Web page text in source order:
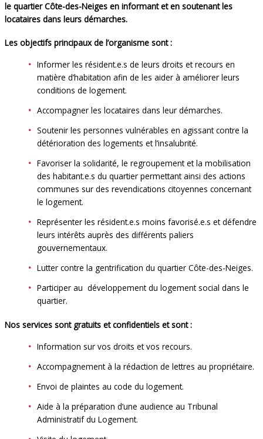
le quartier Côte-des-Neiges en informant et en soutenant les
locataires dans leurs démarches.
Les objectifs principaux de l’organisme sont :
Informer les résident.e.s de leurs droits et recours en
matière d’habitation afin de les aider à améliorer leurs
conditions de logement.
Accompagner les locataires dans leur démarches.
Soutenir les personnes vulnérables en agissant contre la
détérioration des logements et l’insalubrité.
Favoriser la solidarité, le regroupement et la mobilisation
des habitant.e.s du quartier permettant ainsi des actions
communes sur des revendications citoyennes concernant
le logement.
Représenter les résident.e.s moins favorisé.e.s et défendre
leurs intérêts auprès des différents paliers
gouvernementaux.
Lutter contre la gentrification du quartier Côte-des-Neiges.
Participer au développement du logement social dans le
quartier.
Nos services sont gratuits et confidentiels et sont :
Information sur vos droits et vos recours.
Accompagnement à la rédaction de lettres au propriétaire.
Envoi de plaintes au code du logement.
Aide à la préparation d’une audience au Tribunal
Administratif du Logement.